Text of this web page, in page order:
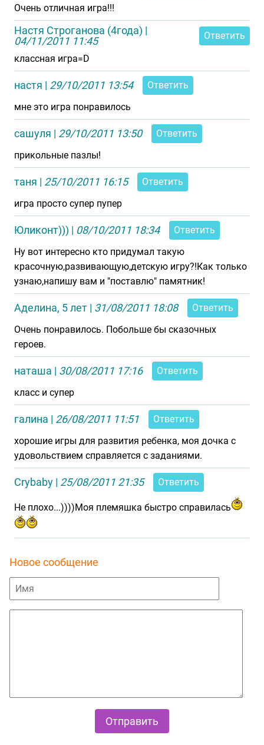
Очень отличная игра!!!
Настя Строганова (4года) |
04/11/2011 11:45
Ответить
классная игра=D
настя | 29/10/2011 13:54
Ответить
мне это игра понравилось
сашуля | 29/10/2011 13:50
Ответить
прикольные пазлы!
таня | 25/10/2011 16:15
Ответить
игра просто супер пупер
Юликонт))) | 08/10/2011 18:34
Ответить
Ну вот интересно кто придумал такую
красочную,развивающую,детскую игру?!Как только
узнаю,напишу вам и "поставлю" памятник!
Аделина, 5 лет | 31/08/2011 18:08
Ответить
Очень понравилось. Побольше бы сказочных
героев.
наташа | 30/08/2011 17:16
Ответить
класс и супер
галина | 26/08/2011 11:51
Ответить
хорошие игры для развития ребенка, моя дочка с
удовольствием справляется с заданиями.
Сrybaby | 25/08/2011 21:35 Ответить
Не плохо...))))Моя племяшка быстро справилась
Новое сообщение